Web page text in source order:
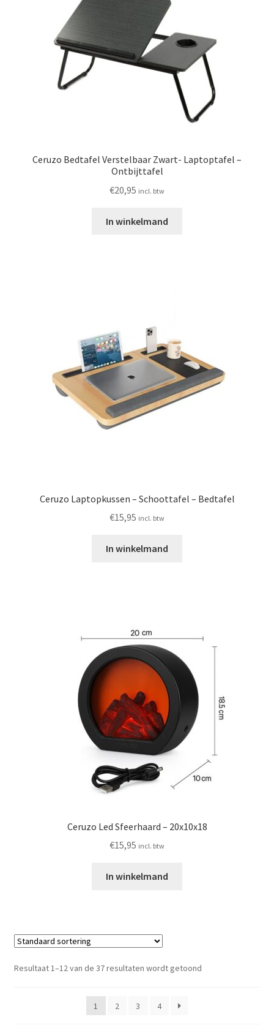
Ceruzo Bedtafel Verstelbaar Zwart- Laptoptafel –
Ontbijttafel
€20,95 incl. btw
In winkelmand
Ceruzo Laptopkussen – Schoottafel – Bedtafel
€15,95 incl. btw
In winkelmand
Ceruzo Led Sfeerhaard – 20x10x18
€15,95 incl. btw
In winkelmand
Resultaat 1–12 van de 37 resultaten wordt getoond
1 2 3 4